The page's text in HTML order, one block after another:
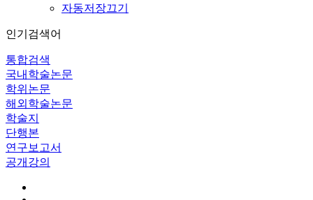
자동저장끄기
인기검색어
통합검색
국내학술논문
학위논문
해외학술논문
학술지
단행본
연구보고서
공개강의